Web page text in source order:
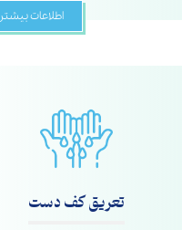
اطلاعات بیشتر
تعریق کف دست